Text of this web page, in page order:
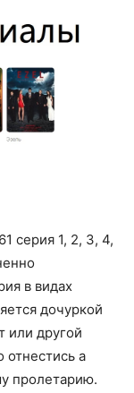
серия 1, 2, 3, 4,
в видах
дочуркой
или другой
отнестись а
пролетарию.